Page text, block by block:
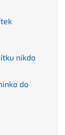
nikdo
do